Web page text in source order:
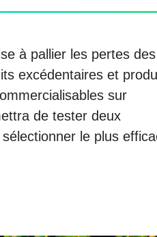
à pallier les pertes des
excédentaires et
sur
de tester deux
le plus